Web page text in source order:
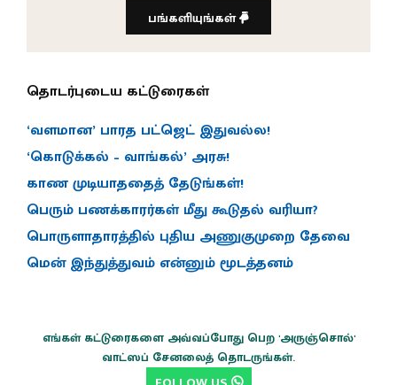
பங்களியுங்கள்
தொடர்புடைய கட்டுரைகள்
‘வளமான’ பாரத பட்ஜெட் இதுவல்ல!
‘கொடுக்கல் – வாங்கல்’ அரசு!
காண முடியாததைத் தேடுங்கள்!
பெரும் பணக்காரர்கள் மீது கூடுதல் வரியா?
பொருளாதாரத்தில் புதிய அணுகுமுறை தேவை
மென் இந்துத்துவம் என்னும் மூடத்தனம்
எங்கள் கட்டுரைகளை அவ்வப்போது பெற 'அருஞ்சொல்'
வாட்ஸப் சேனலைத் தொடருங்கள்.